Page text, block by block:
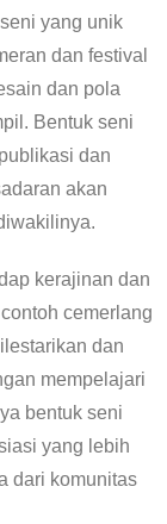
yang unik
dan festival
dan pola
Bentuk seni
dan
akan
kerajinan dan
cemerlang
dan
mempelajari
bentuk seni
yang lebih
dari komunitas